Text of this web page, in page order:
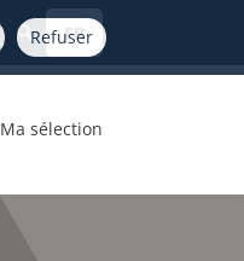
Refuser
FR
Ma sélection